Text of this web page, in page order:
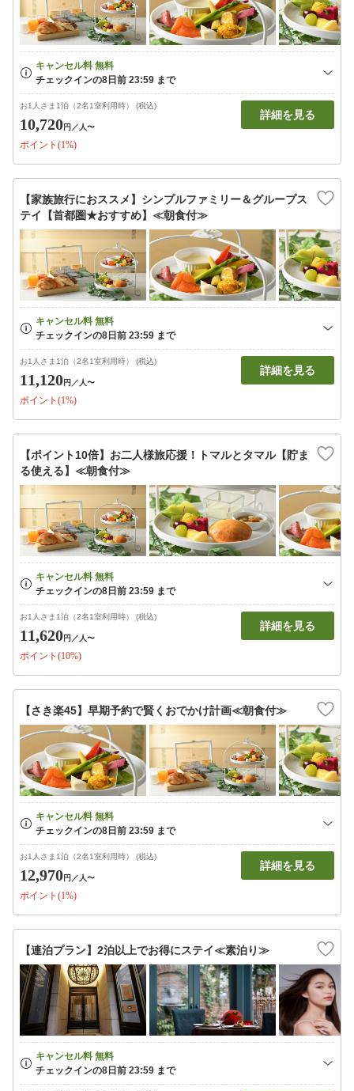
お1人さま1泊（2名1室利用時） (税込)
10,720円 ／人〜
ポイント(1%)
詳細を見る
【家族旅行におススメ】シンプルファミリー＆グループス
テイ【首都圏★おすすめ】≪朝食付≫
お1人さま1泊（2名1室利用時） (税込)
11,120円 ／人〜
ポイント(1%)
詳細を見る
【ポイント10倍】お二人様旅応援！トマルとタマル【貯ま
る使える】≪朝食付≫
お1人さま1泊（2名1室利用時） (税込)
11,620円 ／人〜
ポイント(10%)
詳細を見る
【さき楽45】早期予約で賢くおでかけ計画≪朝食付≫
お1人さま1泊（2名1室利用時） (税込)
12,970円 ／人〜
ポイント(1%)
詳細を見る
【連泊プラン】2泊以上でお得にステイ≪素泊り≫